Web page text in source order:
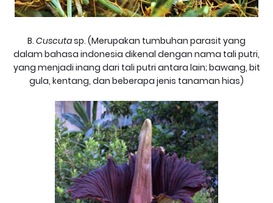
B. Cuscutasp. (Merupakan tumbuhan parasit yang
dalam bahasa indonesia dikenal dengan nama tali putri,
yang menjadi inang dari tali putri antara lain; bawang, bit
gula, kentang, dan beberapa jenis tanaman hias)